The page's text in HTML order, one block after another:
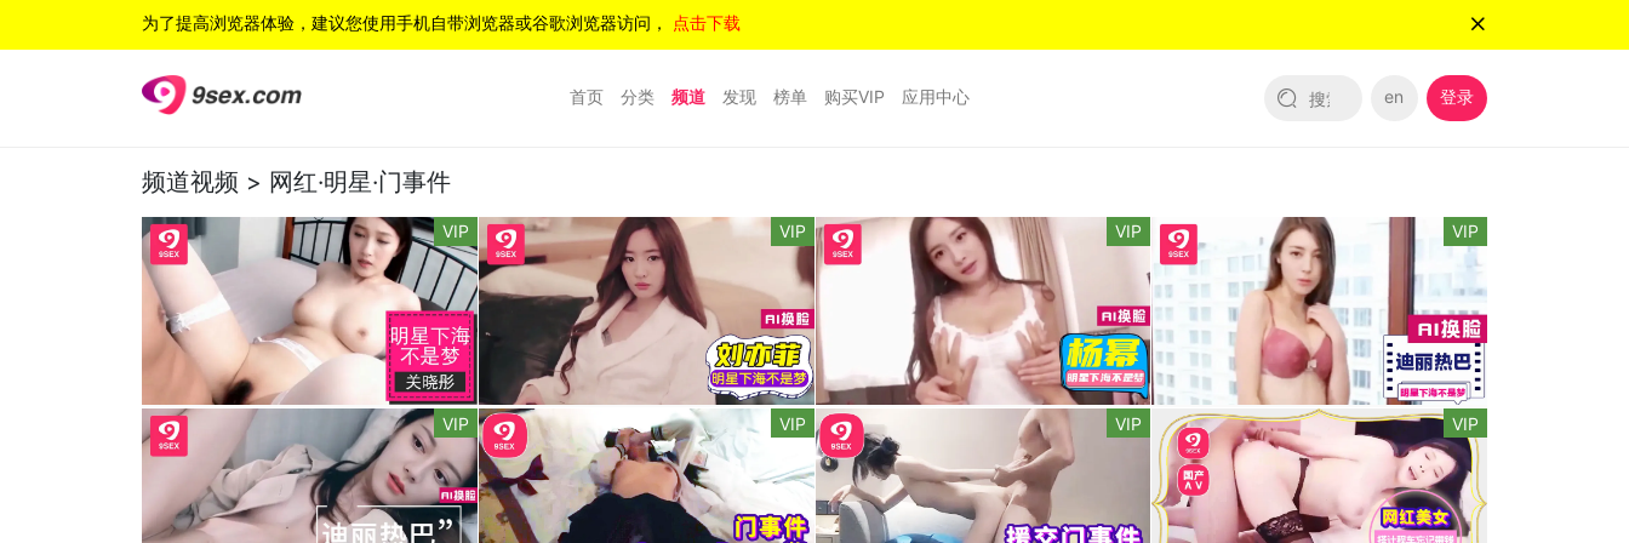
为了提高浏览器体验，建议您使用手机自带浏览器或谷歌浏览器访问， 点击下载
首页 分类 频道 发现 榜单 购买VIP 应用中心 en 登录
频道视频 > 网红·明星·门事件
VIP VIP VIP VIP
VIP VIP VIP VIP